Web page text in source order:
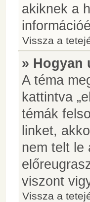
akiknek a
Vissza a
» Hogyan
A téma
kattintva
témák
linket,
nem telt le
viszont
Vissza a